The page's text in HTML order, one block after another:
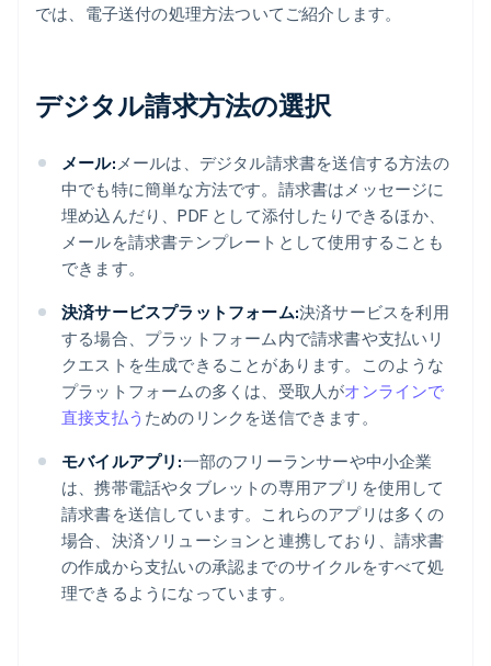
では、電子送付の処理方法ついてご紹介します。
デジタル請求方法の選択
メール:メールは、デジタル請求書を送信する方法の
中でも特に簡単な方法です。請求書はメッセージに
埋め込んだり、PDF として添付したりできるほか、
メールを請求書テンプレートとして使用することも
できます。
決済サービスプラットフォーム:決済サービスを利用
する場合、プラットフォーム内で請求書や支払いリ
クエストを生成できることがあります。このような
プラットフォームの多くは、受取人がオンラインで
直接支払う ためのリンクを送信できます。
モバイルアプリ:一部のフリーランサーや中小企業
は、携帯電話やタブレットの専用アプリを使用して
請求書を送信しています。これらのアプリは多くの
場合、決済ソリューションと連携しており、請求書
の作成から支払いの承認までのサイクルをすべて処
理できるようになっています。